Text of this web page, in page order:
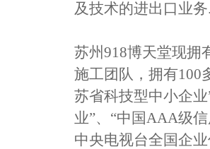
及技术的进出口业务
苏州918博天堂现拥
施工团队，拥有100
苏省科技型中小企
业”、“中国AAA级
中央电视台全国企